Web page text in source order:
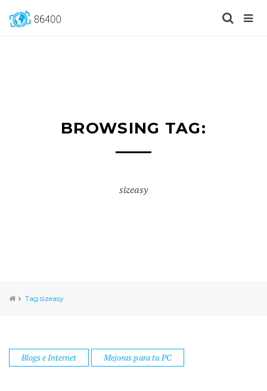
BROWSING TAG:
sizeasy
Tag:sizeasy
Blogs e Internet Mejoras para tu PC